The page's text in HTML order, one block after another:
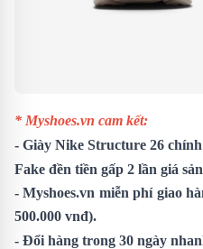
* Myshoes.vn cam kết:
- Giày Nike Structure 26
Fake đền tiền gấp 2 lần giá
- Myshoes.vn miễn phí giao
500.000 vnđ).
- Đổi hàng trong 30 ngày